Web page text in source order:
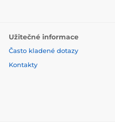
ekologická, a proto jsou
i GREENGUARD GOLD
PVC a lepidlo je na
Užitečné informace
Často kladené dotazy
Kontakty